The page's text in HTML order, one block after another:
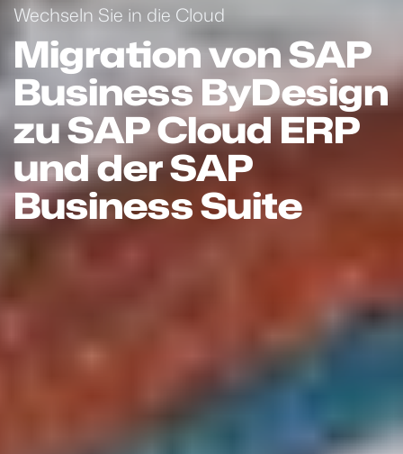
Wechseln Sie in die Cloud
Migration von SAP
Business ByDesign
zu SAP Cloud ERP
und der SAP
Business Suite